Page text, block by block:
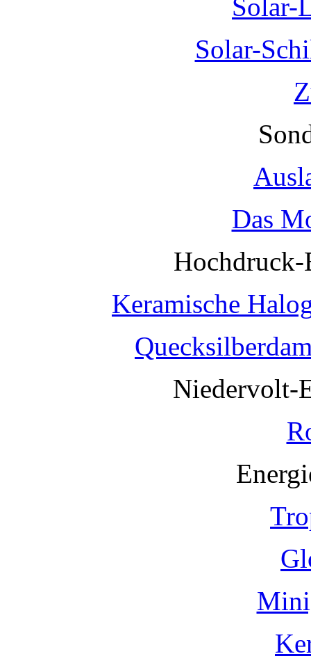
Solar-
Solar-
Das
Hochdruck-
Keramische
Niedervolt-